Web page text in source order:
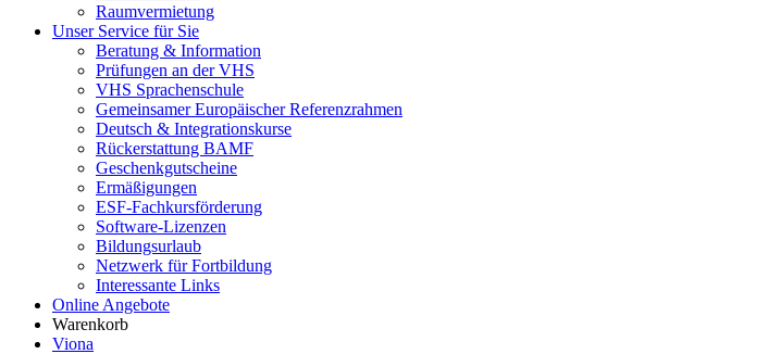
Raumvermietung
Unser Service für Sie
Beratung & Information
Prüfungen an der VHS
VHS Sprachenschule
Gemeinsamer Europäischer Referenzrahmen
Deutsch & Integrationskurse
Rückerstattung BAMF
Geschenkgutscheine
Ermäßigungen
ESF-Fachkursförderung
Software-Lizenzen
Bildungsurlaub
Netzwerk für Fortbildung
Interessante Links
Online Angebote
Warenkorb
Viona